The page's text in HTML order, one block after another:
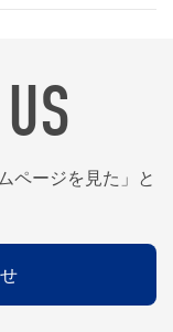
ページを見た」と